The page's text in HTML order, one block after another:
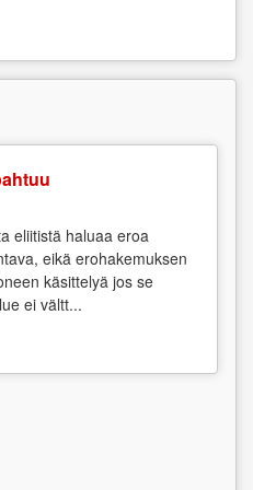
eliitistä haluaa eroa
eikä erohakemuksen
käsittelyä jos se
ei vältt...